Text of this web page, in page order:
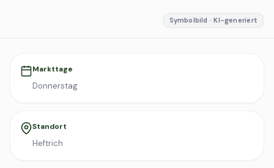
Symbolbild · KI-generiert
Markttage
Donnerstag
Standort
Heftrich